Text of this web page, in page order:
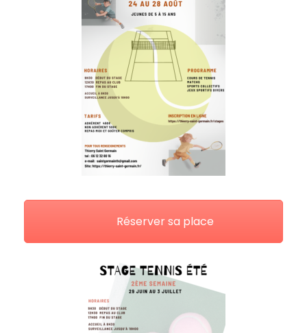
Réserver sa place